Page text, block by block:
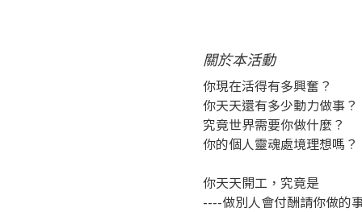
關於本活動
你現在活得有多興奮？
你天天還有多少動力做事？
究竟世界需要你做什麼？
你的個人靈魂處境理想嗎？
你天天開工，究竟是
----做別人會付酬請你做的